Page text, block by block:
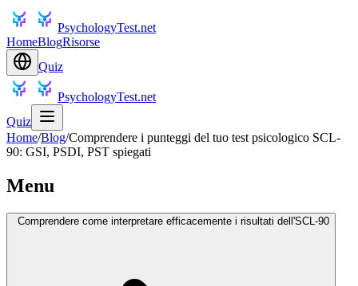
PsychologyTest.net
HomeBlogRisorse
Quiz
PsychologyTest.net
Quiz
Home/Blog/Comprendere i punteggi del tuo test psicologico SCL-
90: GSI, PSDI, PST spiegati
Menu
Comprendere come interpretare efficacemente i risultati dell'SCL-90